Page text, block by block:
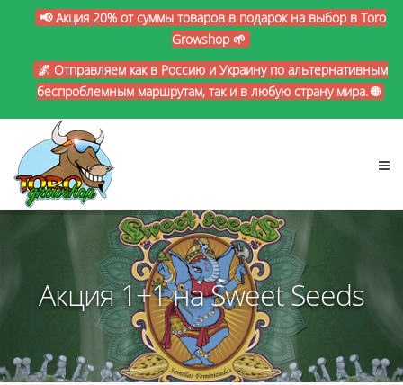
📢 Акция 20% от суммы товаров в подарок на выбор в Toro
Growshop 🌱
🌌 Отправляем как в Россию и Украину по альтернативным
беспроблемным маршрутам, так и в любую страну мира. 🌐
Акция 1+1 на Sweet Seeds